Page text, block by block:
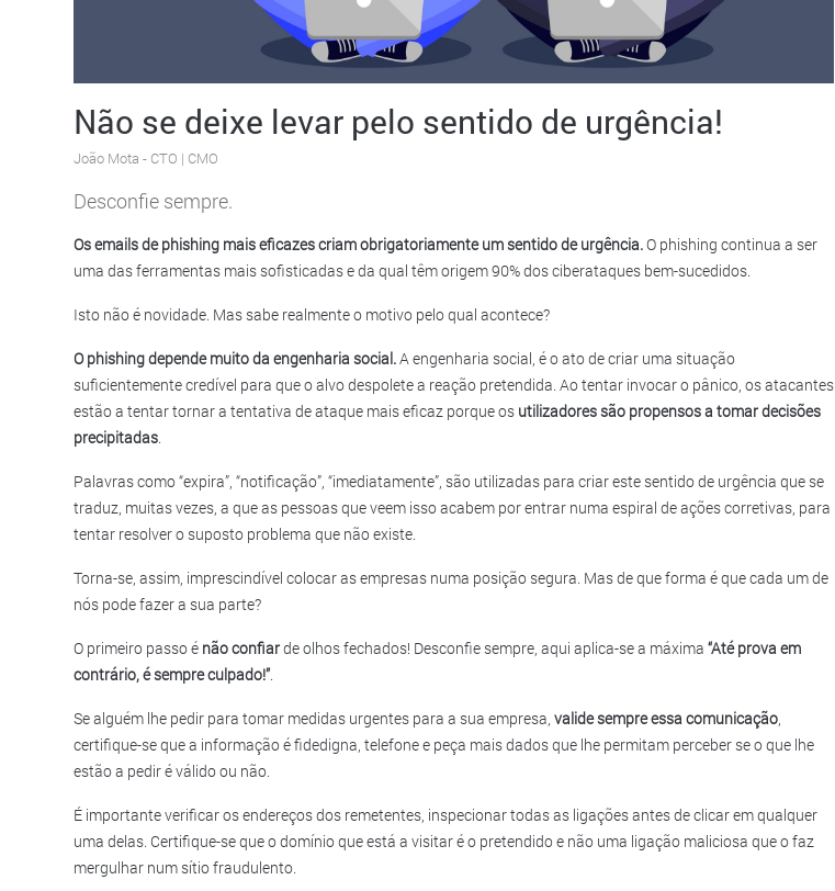
Não se deixe levar pelo sentido de urgência!
João Mota- CTO | CMO
Desconfie sempre.
Os emails de phishing mais eficazes criam obrigatoriamente um sentido de urgência.O phishing continua a ser
uma das ferramentas mais sofisticadas e da qual têm origem 90% dos ciberataques bem-sucedidos.
Isto não é novidade. Mas sabe realmente o motivo pelo qual acontece?
O phishing depende muito da engenharia social.A engenharia social, é o ato de criar uma situação
suficientemente credível para que o alvo despolete a reação pretendida. Ao tentar invocar o pânico, os atacantes
estão a tentar tornar a tentativa de ataque mais eficaz porque os utilizadores são propensos a tomar decisões
precipitadas
Palavras como “expira”, “notificação”, “imediatamente”, são utilizadas para criar este sentido de urgência que se
traduz, muitas vezes, a que as pessoas que veem isso acabem por entrar numa espiral de ações corretivas, para
tentar resolver o suposto problema que não existe.
Torna-se, assim, imprescindível colocar as empresas numa posição segura. Mas de que forma é que cada um de
nós pode fazer a sua parte?
O primeiro passo é não confiarde olhos fechados! Desconfie sempre, aqui aplica-se a máxima“Até prova em
contrário, é sempre culpado!”.
Se alguém lhe pedir para tomar medidas urgentes para a sua empresa,valide sempre essa comunicação
certifique-se que a informação é fidedigna, telefone e peça mais dados que lhe permitam perceber se o que lhe
estão a pedir é válido ou não.
É importante verificar os endereços dos remetentes, inspecionar todas as ligações antes de clicar em qualquer
uma delas. Certifique-se que o domínio que está a visitar é o pretendido e não uma ligação maliciosa que o faz
mergulhar num sítio fraudulento.